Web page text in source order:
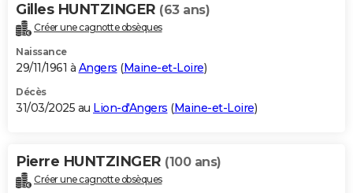
Gilles HUNTZINGER (63 ans)
Créer une cagnotte obsèques
Naissance
29/11/1961 à Angers (Maine-et-Loire)
Décès
31/03/2025 au Lion-d'Angers (Maine-et-Loire)
Pierre HUNTZINGER (100 ans)
Créer une cagnotte obsèques